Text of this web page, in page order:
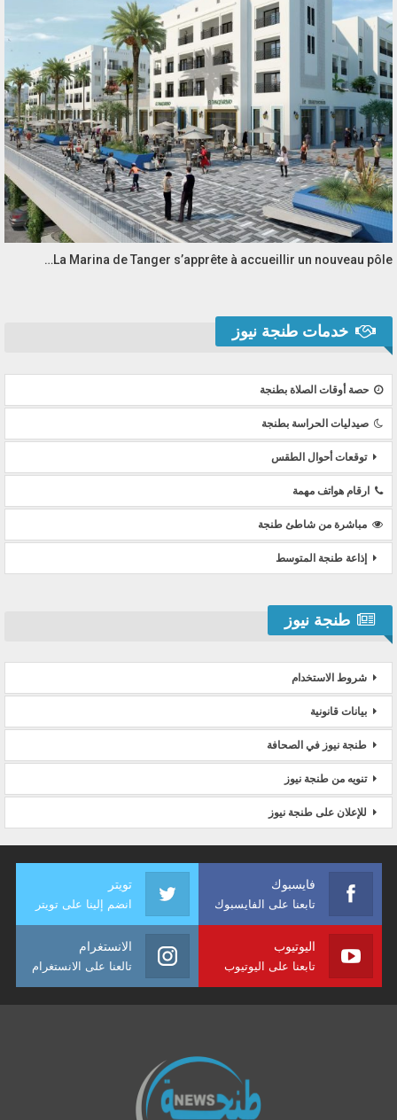
La Marina de Tanger s’apprête à accueillir un nouveau pôle…
خدمات طنجة نيوز
حصة أوقات الصلاة بطنجة
صيدليات الحراسة بطنجة
توقعات أحوال الطقس
ارقام هواتف مهمة
مباشرة من شاطئ طنجة
إذاعة طنجة المتوسط
طنجة نيوز
شروط الاستخدام
بيانات قانونية
طنجة نيوز في الصحافة
تنويه من طنجة نيوز
للإعلان على طنجة نيوز
فايسبوك
تابعنا على الفايسبوك
تويتر
انضم إلينا على تويتر
اليوتيوب
تابعنا على اليوتيوب
الانستغرام
تالعنا على الانستغرام